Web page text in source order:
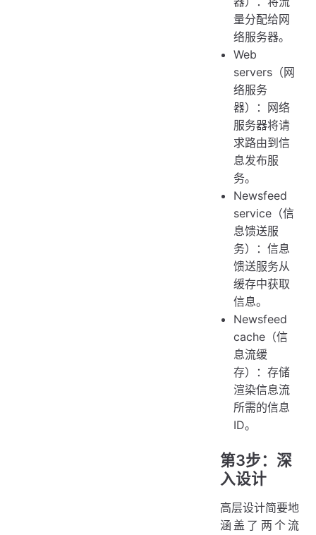
量分配给网
络服务器。
Web
servers（网
络服务
器）：网络
服务器将请
求路由到信
息发布服
务。
Newsfeed
service（信
息馈送服
务）：信息
馈送服务从
缓存中获取
信息。
Newsfeed
cache（信
息流缓
存）：存储
渲染信息流
所需的信息
ID。
第3步：深
入设计
高层设计简要地
涵盖了两个流